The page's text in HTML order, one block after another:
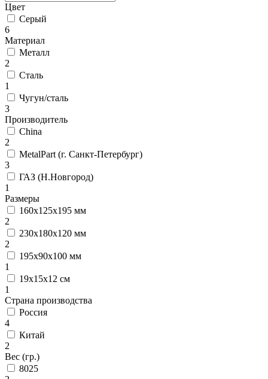
Цвет
Серый
6
Материал
Металл
2
Сталь
1
Чугун/сталь
3
Производитель
China
2
MetalPart (г. Санкт-Петербург)
3
ГАЗ (Н.Новгород)
1
Размеры
160х125х195 мм
2
230х180х120 мм
2
195х90х100 мм
1
19х15х12 см
1
Страна производства
Россия
4
Китай
2
Вес (гр.)
8025